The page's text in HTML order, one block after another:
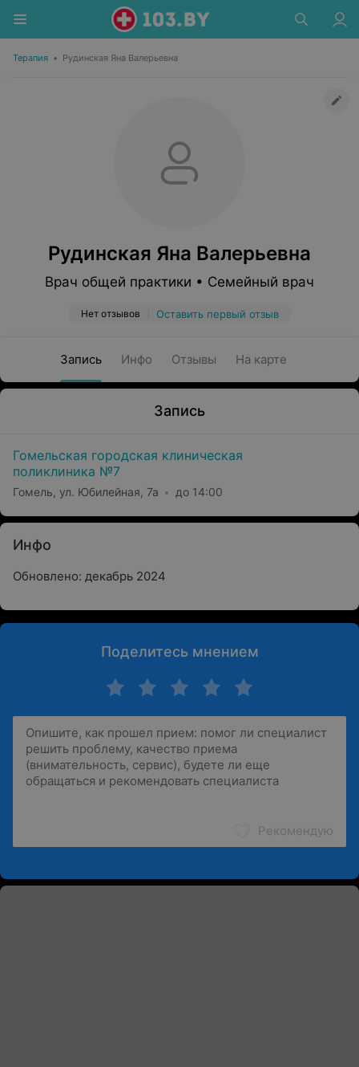
Терапия • Рудинская Яна Валерьевна
Рудинская Яна Валерьевна
Врач общей практики • Семейный врач
Нет отзывов Оставить первый отзыв
Запись Инфо Отзывы На карте
Запись
Гомельская городская клиническая
поликлиника №7
Гомель, ул. Юбилейная, 7а до 14:00
Инфо
Обновлено: декабрь 2024
Поделитесь мнением
Рекомендую